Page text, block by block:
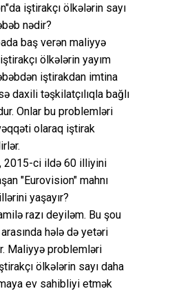
iştirakçı ölkələrin sayı
nədir?
baş verən maliyyə
ölkələrin yayım
iştirakdan imtina
daxili təşkilatçılıqla bağlı
Onlar bu problemləri
olaraq iştirak
2015-ci ildə 60 illiyini
"Eurovision" mahnı
yaşayır?
razı deyiləm. Bu şou
hələ də yetəri
Maliyyə problemləri
ölkələrin sayı daha
ev sahibliyi etmək